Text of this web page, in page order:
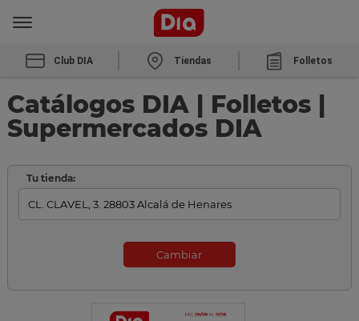
Club DIA Tiendas Folletos
Catálogos DIA | Folletos |
Supermercados DIA
Tu tienda:
Cambiar